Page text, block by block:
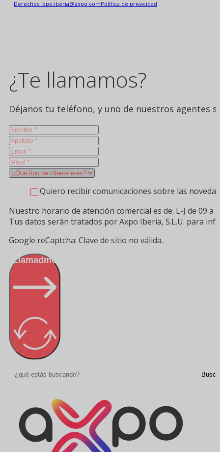
Derechos: dpo.iberia@axpo.comPolítica de privacidad
¿Te llamamos?
Déjanos tu teléfono, y uno de nuestros agentes
Quiero recibir comunicaciones sobre las
Nuestro horario de atención comercial es de: L-J de 09 a
Tus datos serán tratados por Axpo Iberia, S.L.U. para
Google reCaptcha: Clave de sitio no válida.
Llamadme